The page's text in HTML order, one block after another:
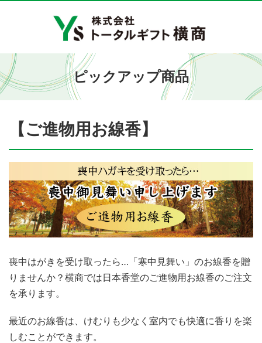
ピックアップ商品
【ご進物用お線香】
喪中はがきを受け取ったら…「寒中見舞い」のお線香を贈
りませんか？横商では日本香堂のご進物用お線香のご注文
を承ります。
最近のお線香は、けむりも少なく室内でも快適に香りを楽
しむことができます。